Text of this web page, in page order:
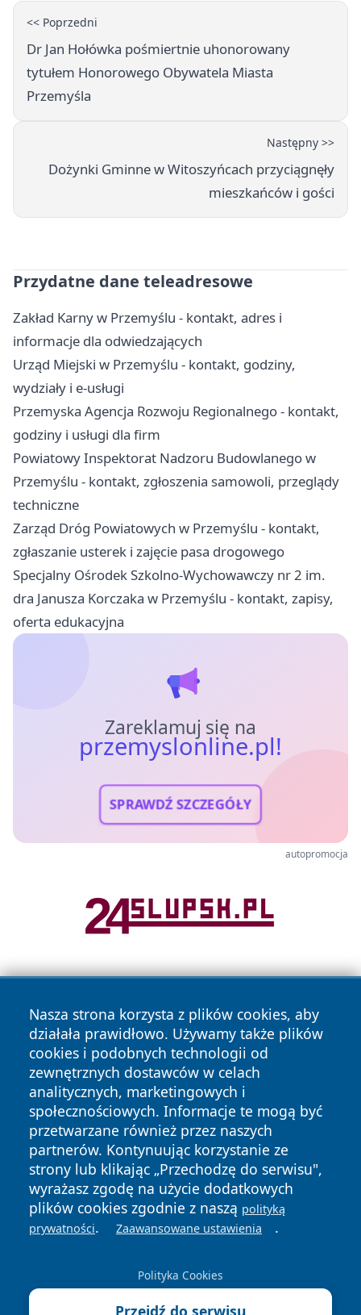
<< Poprzedni
Dr Jan Hołówka pośmiertnie uhonorowany
tytułem Honorowego Obywatela Miasta
Przemyśla
Następny >>
Dożynki Gminne w Witoszyńcach przyciągnęły
mieszkańców i gości
Przydatne dane teleadresowe
Zakład Karny w Przemyślu - kontakt, adres i
informacje dla odwiedzających
Urząd Miejski w Przemyślu - kontakt, godziny,
wydziały i e-usługi
Przemyska Agencja Rozwoju Regionalnego - kontakt,
godziny i usługi dla firm
Powiatowy Inspektorat Nadzoru Budowlanego w
Przemyślu - kontakt, zgłoszenia samowoli, przeglądy
techniczne
Zarząd Dróg Powiatowych w Przemyślu - kontakt,
zgłaszanie usterek i zajęcie pasa drogowego
Specjalny Ośrodek Szkolno-Wychowawczy nr 2 im.
dra Janusza Korczaka w Przemyślu - kontakt, zapisy,
oferta edukacyjna
Zareklamuj się na
przemyslonline.pl!
SPRAWDŹ SZCZEGÓŁY
autopromocja
Nasza strona korzysta z plików cookies, aby
działała prawidłowo. Używamy także plików
cookies i podobnych technologii od
zewnętrznych dostawców w celach
analitycznych, marketingowych i
społecznościowych. Informacje te mogą być
przetwarzane również przez naszych
partnerów. Kontynuując korzystanie ze
strony lub klikając „Przechodzę do serwisu",
wyrażasz zgodę na użycie dodatkowych
plików cookies zgodnie z naszą polityką
prywatności. Zaawansowane ustawienia .
Polityka Cookies
Przejdź do serwisu
Copyright © 2026 przemyslonline.pl Wszystkie prawa
zastrzeżone.
News Autorzy
Polityka
Prywatności
Polityka
Cookies